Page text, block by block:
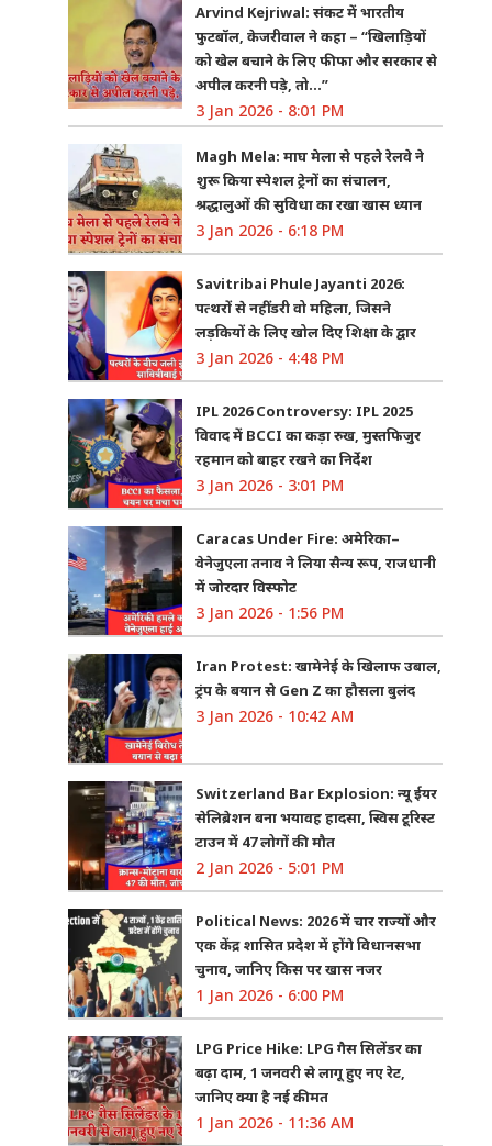
Arvind Kejriwal: संकट में भारतीय
फुटबॉल, केजरीवाल ने कहा – “खिलाड़ियों
को खेल बचाने के लिए फीफा और सरकार से
अपील करनी पड़े, तो…”
3 Jan 2026 - 8:01 PM
Magh Mela: माघ मेला से पहले रेलवे ने
शुरू किया स्पेशल ट्रेनों का संचालन,
श्रद्धालुओं की सुविधा का रखा खास ध्यान
3 Jan 2026 - 6:18 PM
Savitribai Phule Jayanti 2026:
पत्थरों से नहीं डरी वो महिला, जिसने
लड़कियों के लिए खोल दिए शिक्षा के द्वार
3 Jan 2026 - 4:48 PM
IPL 2026 Controversy: IPL 2025
विवाद में BCCI का कड़ा रुख, मुस्तफिजुर
रहमान को बाहर रखने का निर्देश
3 Jan 2026 - 3:01 PM
Caracas Under Fire: अमेरिका–
वेनेजुएला तनाव ने लिया सैन्य रूप, राजधानी
में जोरदार विस्फोट
3 Jan 2026 - 1:56 PM
Iran Protest: खामेनेई के खिलाफ उबाल,
ट्रंप के बयान से Gen Z का हौसला बुलंद
3 Jan 2026 - 10:42 AM
Switzerland Bar Explosion: न्यू ईयर
सेलिब्रेशन बना भयावह हादसा, स्विस टूरिस्ट
टाउन में 47 लोगों की मौत
2 Jan 2026 - 5:01 PM
Political News: 2026 में चार राज्यों और
एक केंद्र शासित प्रदेश में होंगे विधानसभा
चुनाव, जानिए किस पर खास नजर
1 Jan 2026 - 6:00 PM
LPG Price Hike: LPG गैस सिलेंडर का
बढ़ा दाम, 1 जनवरी से लागू हुए नए रेट,
जानिए क्या है नई कीमत
1 Jan 2026 - 11:36 AM